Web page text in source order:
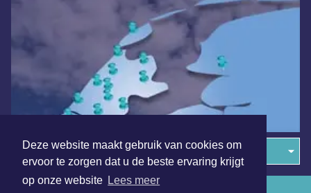
Deze website maakt gebruik van cookies om
ervoor te zorgen dat u de beste ervaring krijgt
op onze website Lees meer
Overige dagbladen in de regio